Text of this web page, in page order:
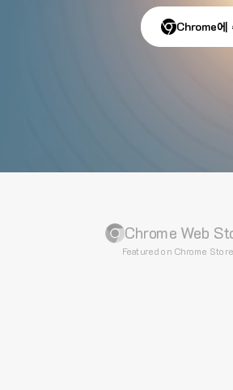
Chrome
Chrome Web
Featured on Chrome Store